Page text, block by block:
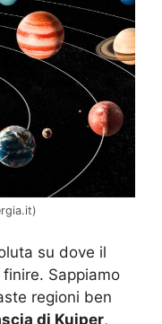
su dove il
Sappiamo
regioni ben
di Kuiper,